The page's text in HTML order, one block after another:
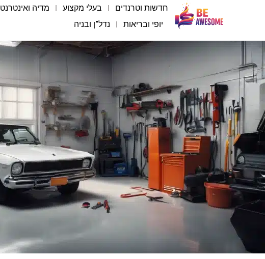
חדשות וטרנדים בעלי מקצוע מדיה ואינטרנט
יופי ובריאות
נדל”ן ובניה
רכבים ואביזרים